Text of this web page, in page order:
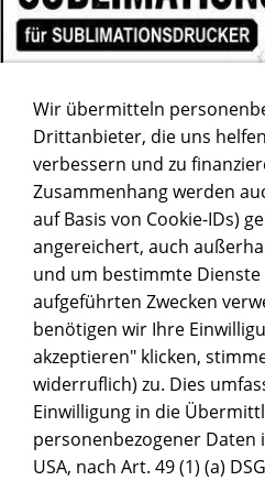
Wir übermitteln
Drittanbieter, die uns
verbessern und zu
Zusammenhang werden
auf Basis von Cookie-IDs)
angereichert, auch
und um bestimmte Dienste
aufgeführten Zwecken
benötigen wir Ihre
akzeptieren" klicken,
widerruflich) zu. Dies
Einwilligung in die
personenbezogener
USA, nach Art. 49 (1) (a)